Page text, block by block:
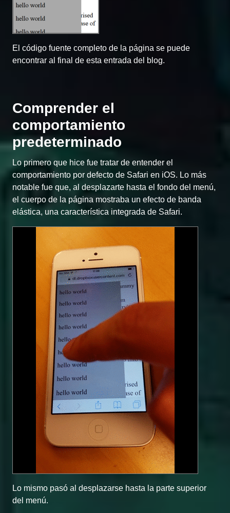
El código fuente completo de la página se puede
encontrar al final de esta entrada del blog.
Comprender el
comportamiento
predeterminado
Lo primero que hice fue tratar de entender el
comportamiento por defecto de Safari en iOS. Lo más
notable fue que, al desplazarte hasta el fondo del menú,
el cuerpo de la página mostraba un efecto de banda
elástica, una característica integrada de Safari.
Lo mismo pasó al desplazarse hasta la parte superior
del menú.